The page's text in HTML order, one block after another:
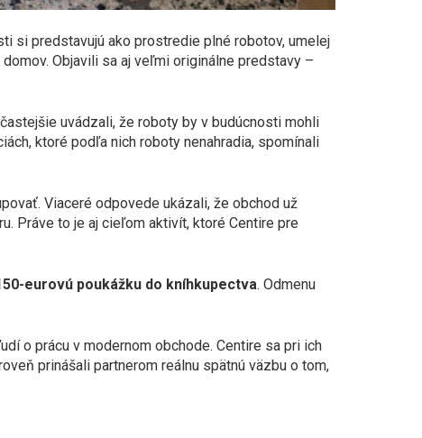
si predstavujú ako prostredie plné robotov, umelej
Objavili sa aj veľmi originálne predstavy –
uvádzali, že roboty by v budúcnosti mohli
ktoré podľa nich roboty nenahradia, spomínali
Viaceré odpovede ukázali, že obchod už
Práve to je aj cieľom aktivít, ktoré Centire pre
eurovú poukážku do kníhkupectva. Odmenu
o prácu v modernom obchode. Centire sa pri ich
prinášali partnerom reálnu spätnú väzbu o tom,